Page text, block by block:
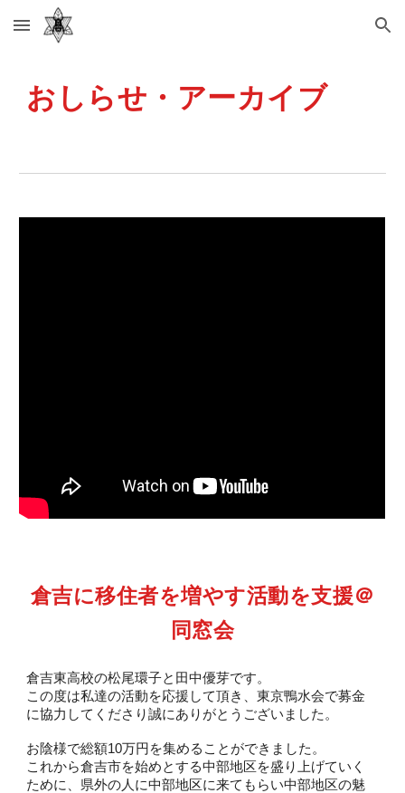
Skip to main content Skip to navigation
おしらせ・アーカイブ
倉吉に移住者を増やす活動を支援＠
同窓会
倉吉東高校の松尾環子と田中優芽です。
この度は私達の活動を応援して頂き、東京鴨水会で募金
に協力してくださり誠にありがとうございました。
お陰様で総額10万円を集めることができました。
これから倉吉市を始めとする中部地区を盛り上げていく
ために、県外の人に中部地区に来てもらい中部地区の魅